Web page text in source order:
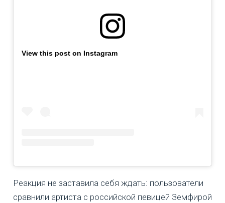
View this post on Instagram
Реакция не заставила себя ждать: пользователи
сравнили артиста с российской певицей Земфирой